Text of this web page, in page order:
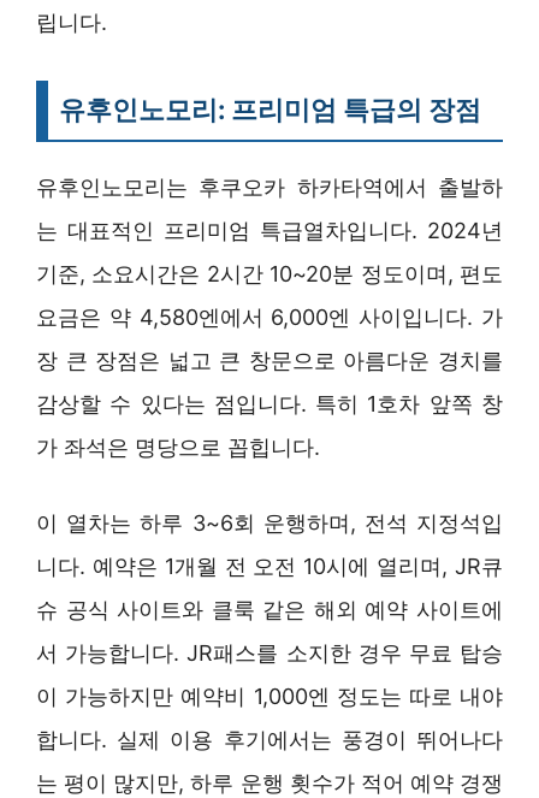
립니다.
유후인노모리: 프리미엄 특급의 장점
유후인노모리는 후쿠오카 하카타역에서 출발하
는 대표적인 프리미엄 특급열차입니다. 2024년
기준, 소요시간은 2시간 10~20분 정도이며, 편도
요금은 약 4,580엔에서 6,000엔 사이입니다. 가
장 큰 장점은 넓고 큰 창문으로 아름다운 경치를
감상할 수 있다는 점입니다. 특히 1호차 앞쪽 창
가 좌석은 명당으로 꼽힙니다.
이 열차는 하루 3~6회 운행하며, 전석 지정석입
니다. 예약은 1개월 전 오전 10시에 열리며, JR큐
슈 공식 사이트와 클룩 같은 해외 예약 사이트에
서 가능합니다. JR패스를 소지한 경우 무료 탑승
이 가능하지만 예약비 1,000엔 정도는 따로 내야
합니다. 실제 이용 후기에서는 풍경이 뛰어나다
는 평이 많지만, 하루 운행 횟수가 적어 예약 경쟁